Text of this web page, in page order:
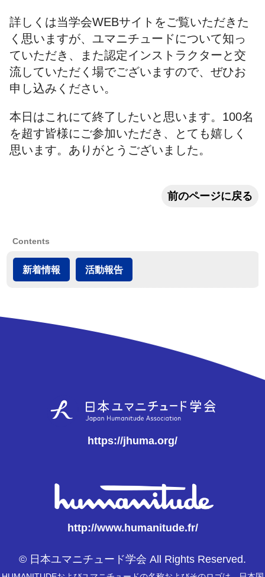
詳しくは当学会WEBサイトをご覧いただきた
く思いますが、ユマニチュードについて知っ
ていただき、また認定インストラクターと交
流していただく場でございますので、ぜひお
申し込みください。
本日はこれにて終了したいと思います。100名
を超す皆様にご参加いただき、とても嬉しく
思います。ありがとうございました。
前のページに戻る
Contents
新着情報 活動報告
https://jhuma.org/
http://www.humanitude.fr/
© 日本ユマニチュード学会 All Rights Reserved.